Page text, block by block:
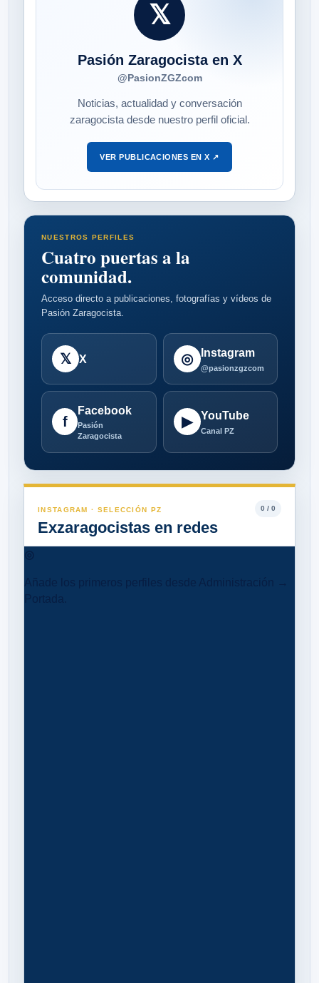
𝕏
Pasión Zaragocista en X
@PasionZGZcom
Noticias, actualidad y conversación
zaragocista desde nuestro perfil oficial.
VER PUBLICACIONES EN X ↗
NUESTROS PERFILES
Cuatro puertas a la
comunidad.
Acceso directo a publicaciones, fotografías y vídeos de
Pasión Zaragocista.
𝕏 X ◎ Instagram
@pasionzgzcom
f
Facebook
Pasión
Zaragocista
▶ YouTube
Canal PZ
INSTAGRAM · SELECCIÓN PZ
Exzaragocistas en redes
0 / 0
Añade los primeros perfiles desde Administración →
Portada.